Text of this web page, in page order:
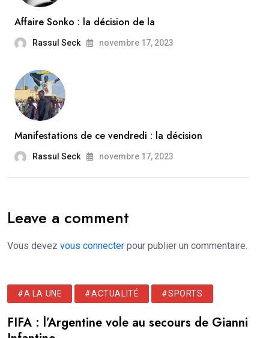
Affaire Sonko : la décision de la
Rassul Seck novembre 17, 2023
Manifestations de ce vendredi : la décision
Rassul Seck novembre 17, 2023
Leave a comment
Vous devez vous connecter pour publier un commentaire.
#A LA UNE #ACTUALITÉ #SPORTS
FIFA : l’Argentine vole au secours de Gianni